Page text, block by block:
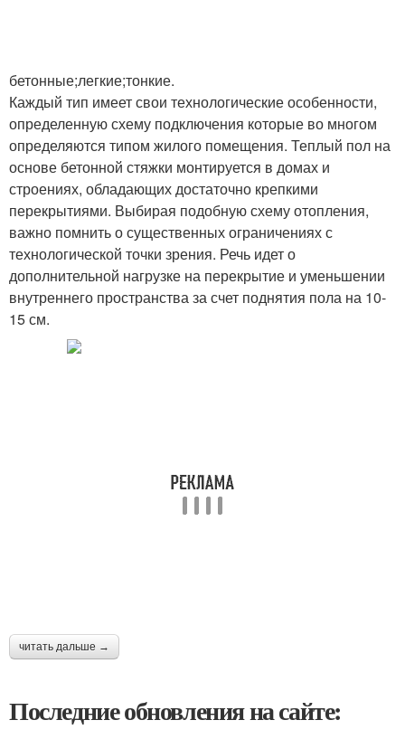
бетонные;легкие;тонкие.
Каждый тип имеет свои технологические особенности,
определенную схему подключения которые во многом
определяются типом жилого помещения. Теплый пол на
основе бетонной стяжки монтируется в домах и
строениях, обладающих достаточно крепкими
перекрытиями. Выбирая подобную схему отопления,
важно помнить о существенных ограничениях с
технологической точки зрения. Речь идет о
дополнительной нагрузке на перекрытие и уменьшении
внутреннего пространства за счет поднятия пола на 10-
15 см.
читать дальше →
Последние обновления на сайте: